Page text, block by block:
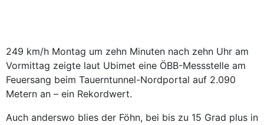
249 km/h Montag um zehn Minuten nach zehn Uhr am
Vormittag zeigte laut Ubimet eine ÖBB-Messstelle am
Feuersang beim Tauerntunnel-Nordportal auf 2.090
Metern an – ein Rekordwert.
Auch anderswo blies der Föhn, bei bis zu 15 Grad plus in